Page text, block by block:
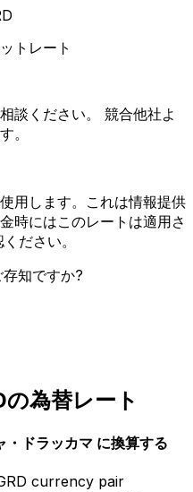
トレート
談ください。 競合他社よ
。
用します。これは情報提供
時にはこのレートは適用さ
ださい。
知ですか?
為替レート
・ドラッカマ に換算する
currency pair